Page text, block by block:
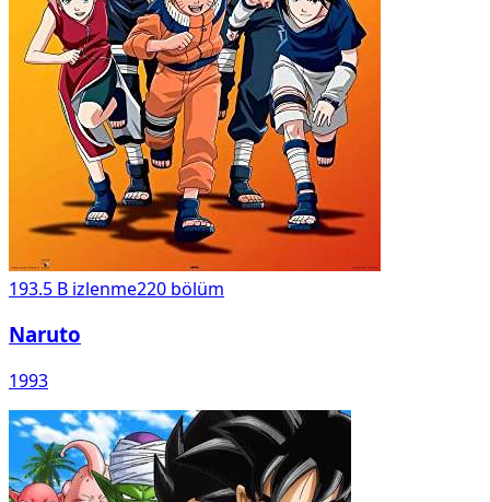
193.5 B izlenme220 bölüm
Naruto
1993